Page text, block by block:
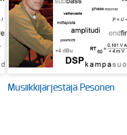
Musiikkijärjestäjä Pesonen